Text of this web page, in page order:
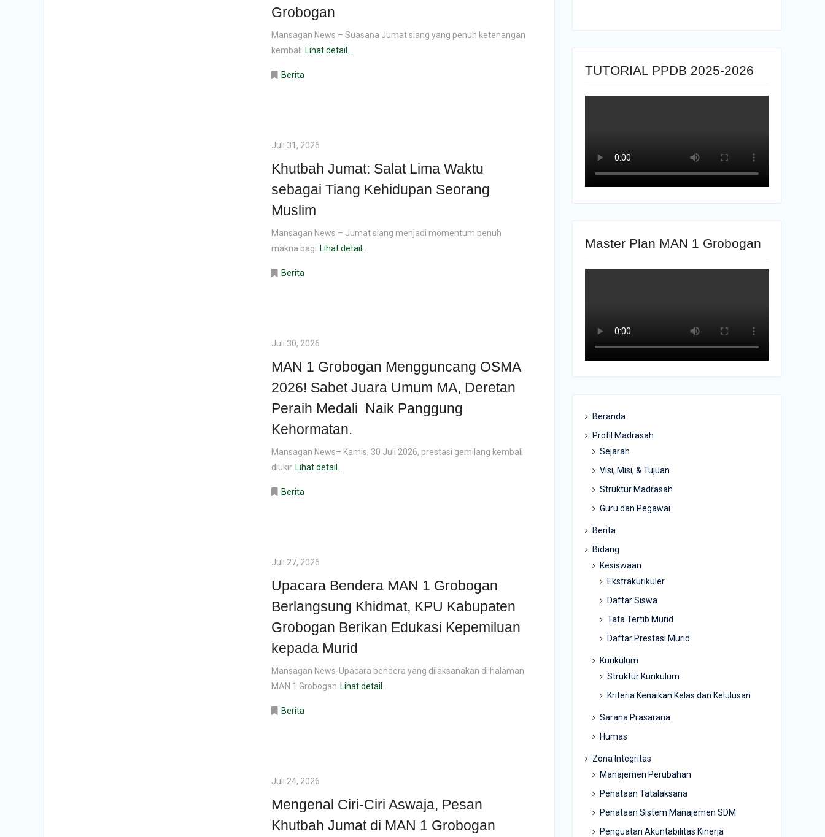
Grobogan
Mansagan News – Suasana Jumat siang yang penuh ketenangan
kembali Lihat detail...
Berita
Juli 31, 2026
Khutbah Jumat: Salat Lima Waktu
sebagai Tiang Kehidupan Seorang
Muslim
Mansagan News – Jumat siang menjadi momentum penuh
makna bagi Lihat detail...
Berita
Juli 30, 2026
MAN 1 Grobogan Mengguncang OSMA
2026! Sabet Juara Umum MA, Deretan
Peraih Medali Naik Panggung
Kehormatan.
Mansagan News– Kamis, 30 Juli 2026, prestasi gemilang kembali
diukir Lihat detail...
Berita
Juli 27, 2026
Upacara Bendera MAN 1 Grobogan
Berlangsung Khidmat, KPU Kabupaten
Grobogan Berikan Edukasi Kepemiluan
kepada Murid
Mansagan News-Upacara bendera yang dilaksanakan di halaman
MAN 1 Grobogan Lihat detail...
Berita
Juli 24, 2026
Mengenal Ciri-Ciri Aswaja, Pesan
Khutbah Jumat di MAN 1 Grobogan
TUTORIAL PPDB 2025-2026
Master Plan MAN 1 Grobogan
Beranda
Profil Madrasah
Sejarah
Visi, Misi, & Tujuan
Struktur Madrasah
Guru dan Pegawai
Berita
Bidang
Kesiswaan
Ekstrakurikuler
Daftar Siswa
Tata Tertib Murid
Daftar Prestasi Murid
Kurikulum
Struktur Kurikulum
Kriteria Kenaikan Kelas dan Kelulusan
Sarana Prasarana
Humas
Zona Integritas
Manajemen Perubahan
Penataan Tatalaksana
Penataan Sistem Manajemen SDM
Penguatan Akuntabilitas Kinerja